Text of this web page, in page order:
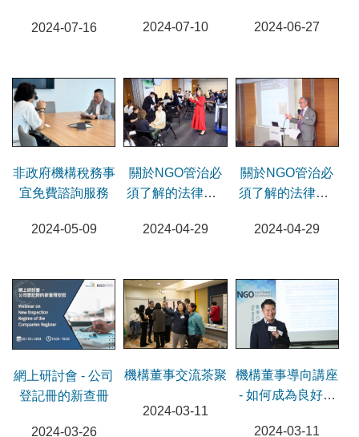
2024-07-16
2024-07-10 2024-06-27
非政府機構稅務事
宜免費諮詢服務
2024-05-09
關於NGO管治必
須了解的法律事 -
2024-04-29
關於NGO管治必
須了解的法律事 -
2024-04-29
網上研討會 - 公司
登記冊的新查冊
2024-03-26
機構董事交流茶聚
2024-03-11
機構董事導向講座
- 如何成為良好董
2024-03-11